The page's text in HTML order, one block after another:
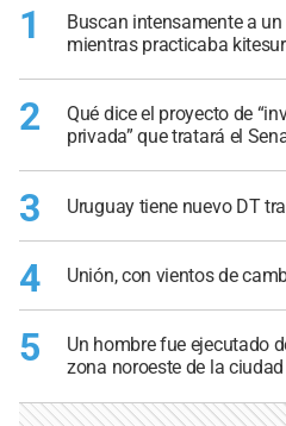
1
Buscan intensamente a
mientras practicaba
2
Qué dice el proyecto de
privada” que tratará el
3 Uruguay tiene nuevo DT
4 Unión, con vientos de
5
Un hombre fue ejecutado
zona noroeste de la ciudad